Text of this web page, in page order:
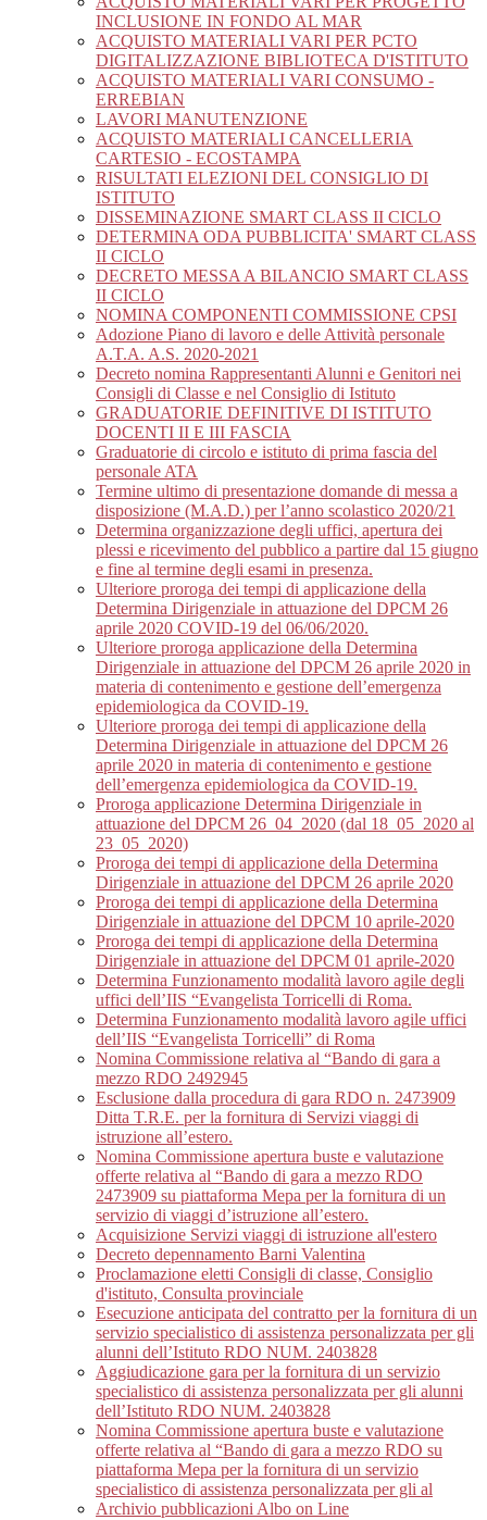
INCLUSIONE IN FONDO AL MAR
ACQUISTO MATERIALI VARI PER PCTO
DIGITALIZZAZIONE BIBLIOTECA D'ISTITUTO
ACQUISTO MATERIALI VARI CONSUMO -
ERREBIAN
LAVORI MANUTENZIONE
ACQUISTO MATERIALI CANCELLERIA
CARTESIO - ECOSTAMPA
RISULTATI ELEZIONI DEL CONSIGLIO DI
ISTITUTO
DISSEMINAZIONE SMART CLASS II CICLO
DETERMINA ODA PUBBLICITA' SMART CLASS
II CICLO
DECRETO MESSA A BILANCIO SMART CLASS
II CICLO
NOMINA COMPONENTI COMMISSIONE CPSI
Adozione Piano di lavoro e delle Attività personale
A.T.A. A.S. 2020-2021
Decreto nomina Rappresentanti Alunni e Genitori nei
Consigli di Classe e nel Consiglio di Istituto
GRADUATORIE DEFINITIVE DI ISTITUTO
DOCENTI II E III FASCIA
Graduatorie di circolo e istituto di prima fascia del
personale ATA
Termine ultimo di presentazione domande di messa a
disposizione (M.A.D.) per l’anno scolastico 2020/21
Determina organizzazione degli uffici, apertura dei
plessi e ricevimento del pubblico a partire dal 15 giugno
e fine al termine degli esami in presenza.
Ulteriore proroga dei tempi di applicazione della
Determina Dirigenziale in attuazione del DPCM 26
aprile 2020 COVID-19 del 06/06/2020.
Ulteriore proroga applicazione della Determina
Dirigenziale in attuazione del DPCM 26 aprile 2020 in
materia di contenimento e gestione dell’emergenza
epidemiologica da COVID-19.
Ulteriore proroga dei tempi di applicazione della
Determina Dirigenziale in attuazione del DPCM 26
aprile 2020 in materia di contenimento e gestione
dell’emergenza epidemiologica da COVID-19.
Proroga applicazione Determina Dirigenziale in
attuazione del DPCM 26_04_2020 (dal 18_05_2020 al
23_05_2020)
Proroga dei tempi di applicazione della Determina
Dirigenziale in attuazione del DPCM 26 aprile 2020
Proroga dei tempi di applicazione della Determina
Dirigenziale in attuazione del DPCM 10 aprile-2020
Proroga dei tempi di applicazione della Determina
Dirigenziale in attuazione del DPCM 01 aprile-2020
Determina Funzionamento modalità lavoro agile degli
uffici dell’IIS “Evangelista Torricelli di Roma.
Determina Funzionamento modalità lavoro agile uffici
dell’IIS “Evangelista Torricelli” di Roma
Nomina Commissione relativa al “Bando di gara a
mezzo RDO 2492945
Esclusione dalla procedura di gara RDO n. 2473909
Ditta T.R.E. per la fornitura di Servizi viaggi di
istruzione all’estero.
Nomina Commissione apertura buste e valutazione
offerte relativa al “Bando di gara a mezzo RDO
2473909 su piattaforma Mepa per la fornitura di un
servizio di viaggi d’istruzione all’estero.
Acquisizione Servizi viaggi di istruzione all'estero
Decreto depennamento Barni Valentina
Proclamazione eletti Consigli di classe, Consiglio
d'istituto, Consulta provinciale
Esecuzione anticipata del contratto per la fornitura di un
servizio specialistico di assistenza personalizzata per gli
alunni dell’Istituto RDO NUM. 2403828
Aggiudicazione gara per la fornitura di un servizio
specialistico di assistenza personalizzata per gli alunni
dell’Istituto RDO NUM. 2403828
Nomina Commissione apertura buste e valutazione
offerte relativa al “Bando di gara a mezzo RDO su
piattaforma Mepa per la fornitura di un servizio
specialistico di assistenza personalizzata per gli al
Archivio pubblicazioni Albo on Line